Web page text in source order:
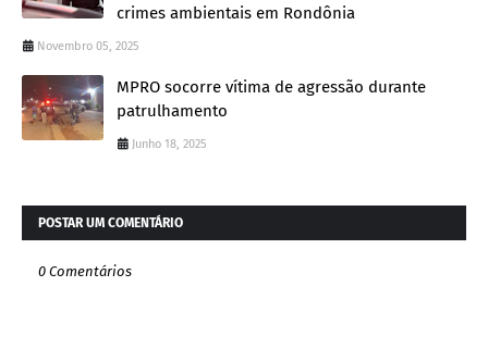
crimes ambientais em Rondônia
Novembro 05, 2025
MPRO socorre vítima de agressão durante
patrulhamento
Junho 18, 2025
POSTAR UM COMENTÁRIO
0 Comentários